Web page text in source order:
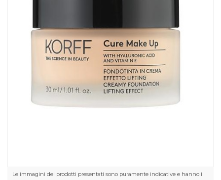
Le immagini dei prodotti presentati sono puramente indicative e hanno il